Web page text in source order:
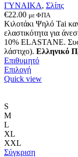
ΓΥΝΑΙΚΑ, Σλίπς
€22.00 με ΦΠΑ
Κιλοτάκι Ψηλό Tai
ελαστικότητα για
10% ELASTANE.
λάστιχο). Ελληνικό
Επιθυμητό
ΕπιλογήΑυτό
το
να
Quick view
S
M
L
XL
XXL
Σύγκριση